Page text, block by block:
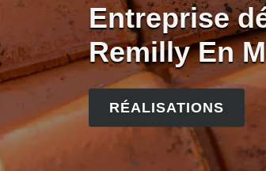
Entreprise
Remilly En
RÉALISATIONS